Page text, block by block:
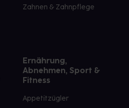
Zahnen & Zahnpflege
Ernährung,
Abnehmen, Sport &
Fitness
Appetitzügler